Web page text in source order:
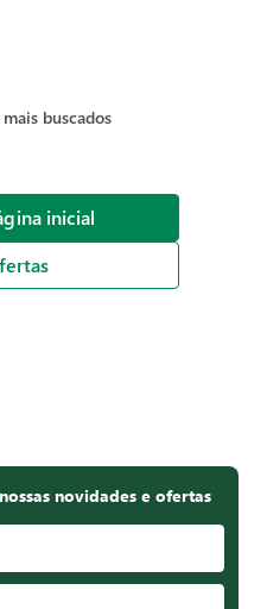
buscados
inicial
novidades e ofertas